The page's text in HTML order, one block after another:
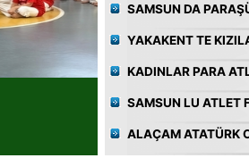
SAMSUN DA
YAKAKENT TE
KADINLAR PARA
SAMSUN LU ATLET
ALAÇAM ATATÜRK